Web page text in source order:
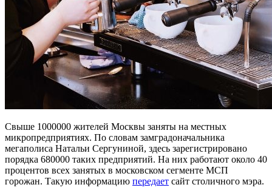
Свыше 1000000 жителей Москвы заняты на местных
микропредприятиях. По словам замградоначальника
мегаполиса Натальи Сергуниной, здесь зарегистрировано
порядка 680000 таких предприятий. На них работают около 40
процентов всех занятых в московском сегменте МСП
горожан. Такую информацию передает сайт столичного мэра.